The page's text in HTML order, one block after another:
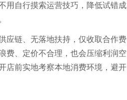
用自行摸索运营技巧，降低试错成
应链、无落地扶持，仅收取合作费
费、定价不合理，也会压缩利润空
店前实地考察本地消费环境，避开